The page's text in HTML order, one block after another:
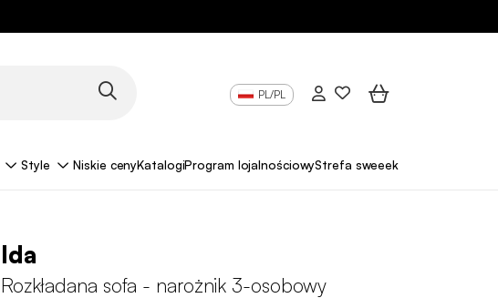
PL/PL
Style Niskie cenyKatalogiProgram lojalnościowyStrefa sweeek Pro
Ida
Rozkładana sofa - narożnik 3-osobowy